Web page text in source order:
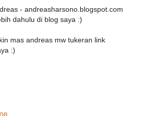
- andreasharsono.blogspot.com
dahulu di blog saya :)
mas andreas mw tukeran link
:)